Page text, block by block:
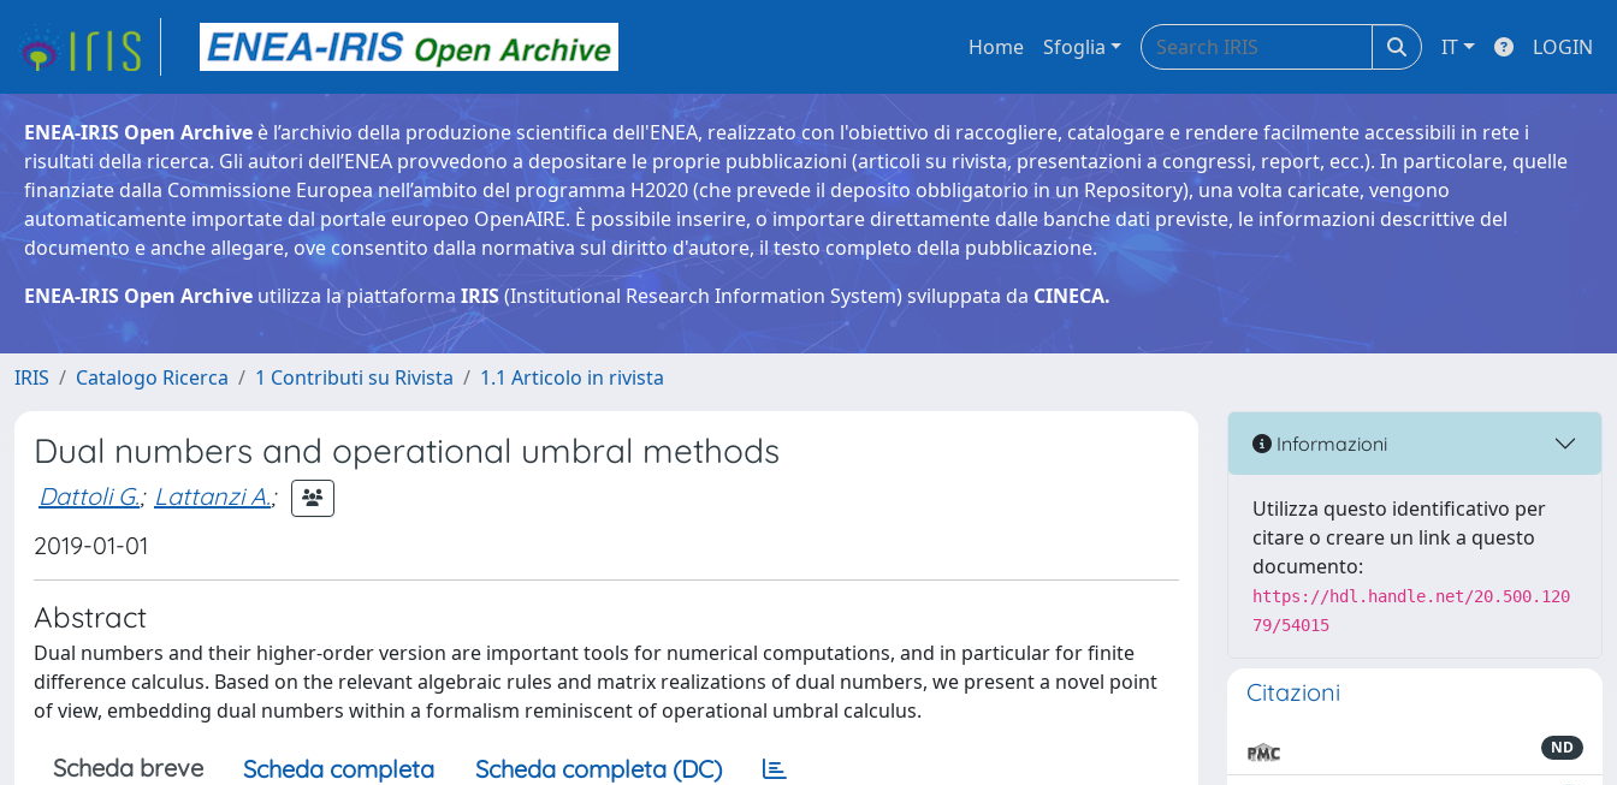
Home Sfoglia IT LOGIN
ENEA-IRIS Open Archive è l’archivio della produzione scientifica dell'ENEA, realizzato con l'obiettivo di raccogliere, catalogare e rendere facilmente accessibili in rete i
risultati della ricerca. Gli autori dell’ENEA provvedono a depositare le proprie pubblicazioni (articoli su rivista, presentazioni a congressi, report, ecc.). In particolare, quelle
finanziate dalla Commissione Europea nell’ambito del programma H2020 (che prevede il deposito obbligatorio in un Repository), una volta caricate, vengono
automaticamente importate dal portale europeo OpenAIRE. È possibile inserire, o importare direttamente dalle banche dati previste, le informazioni descrittive del
documento e anche allegare, ove consentito dalla normativa sul diritto d'autore, il testo completo della pubblicazione.
ENEA-IRIS Open Archive utilizza la piattaforma IRIS(Institutional Research Information System) sviluppata da CINECA.
IRIS Catalogo Ricerca 1 Contributi su Rivista 1.1 Articolo in rivista
Dual numbers and operational umbral methods
Dattoli G.; Lattanzi A.;
2019-01-01
Abstract
Dual numbers and their higher-order version are important tools for numerical computations, and in particular for finite
difference calculus. Based on the relevant algebraic rules and matrix realizations of dual numbers, we present a novel point
of view, embedding dual numbers within a formalism reminiscent of operational umbral calculus.
Scheda breve Scheda completa Scheda completa (DC)
Informazioni
Utilizza questo identificativo per
citare o creare un link a questo
documento:
https://hdl.handle.net/20.500.120
79/54015
Citazioni
ND